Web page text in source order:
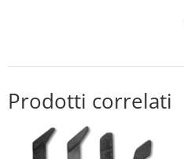
Prodotti correlati